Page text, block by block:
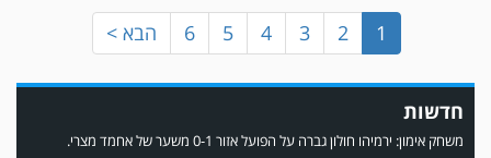
1
2
3
4
5
6 הבא >
חדשות
משחק אימון: ירמיהו חולון גברה על הפועל אזור 0-1 משער של אחמד מצרי.